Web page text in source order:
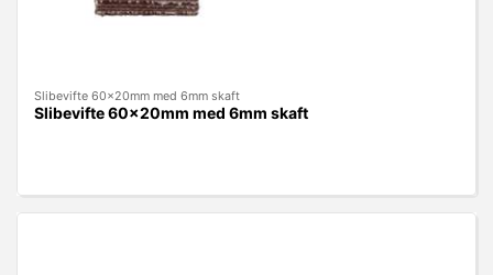
Slibevifte 60x20mm med 6mm skaft
Slibevifte 60x20mm med 6mm skaft